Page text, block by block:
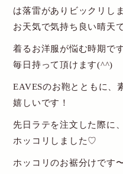
は落雷がありビックリし
お天気で気持ち良い晴天で
着るお洋服が悩む時期で
毎日持って頂けます(^^)
EAVESのお鞄とともに、
嬉しいです！
先日ラテを注文した際に
ホッコリしました♡
ホッコリのお裾分けです